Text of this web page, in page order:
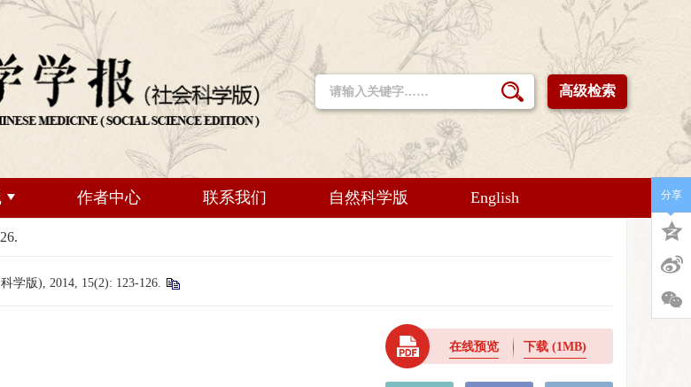
高级检索
作者中心 联系我们 自然科学版 English
学版), 2014, 15(2): 123-126.
在线预览 下载(1MB)
分享